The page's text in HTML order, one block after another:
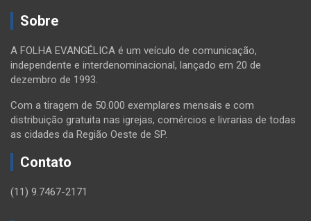
Sobre
A FOLHA EVANGÉLICA é um veículo de comunicação,
independente e interdenominacional, lançado em 20 de
dezembro de 1993.
Com a tiragem de 50.000 exemplares mensais e com
distribuição gratuita nas igrejas, comércios e livrarias de todas
as cidades da Região Oeste de SP.
Contato
(11) 9.7467-2171